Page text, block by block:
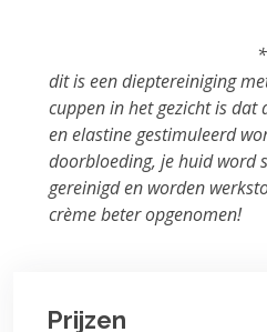
*
dit is een dieptereiniging
cuppen in het gezicht is dat
en elastine gestimuleerd
doorbloeding, je huid word
gereinigd en worden
crème beter opgenomen!
Prijzen